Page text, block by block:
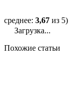
среднее: 3,67 из 5)
Загрузка...
Похожие статьи